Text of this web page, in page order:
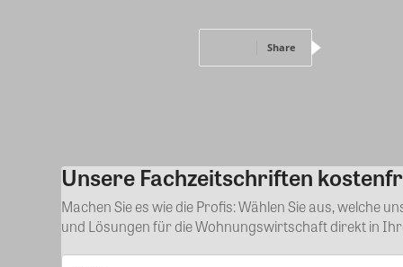
Share
Unsere Fachzeitschriften
Machen Sie es wie die Profis: Wählen Sie aus, welche
und Lösungen für die Wohnungswirtschaft direkt in